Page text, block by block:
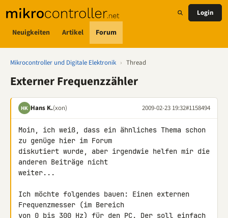
Neuigkeiten Artikel Forum
Login
Mikrocontroller und Digitale Elektronik › Thread
Externer Frequenzzähler
HK Hans K.(xon) 2009-02-23 19:32#1158494
Moin, ich weiß, dass ein ähnliches Thema schon
zu genüge hier im Forum
diskutiert wurde, aber irgendwie helfen mir die
anderen Beiträge nicht
weiter...
Ich möchte folgendes bauen: Einen externen
Frequenzmesser (im Bereich
von 0 bis 300 Hz) für den PC. Der soll einfach